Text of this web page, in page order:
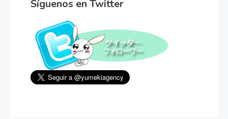
Síguenos en Twitter